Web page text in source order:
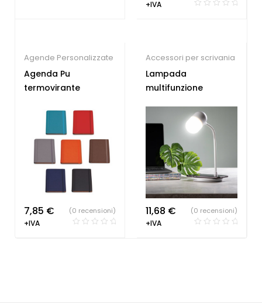
+IVA
Agende Personalizzate
Agenda Pu
termovirante
7,85 €
+IVA
(0 recensioni)
Accessori per scrivania
Lampada
multifunzione
11,68 €
+IVA
(0 recensioni)